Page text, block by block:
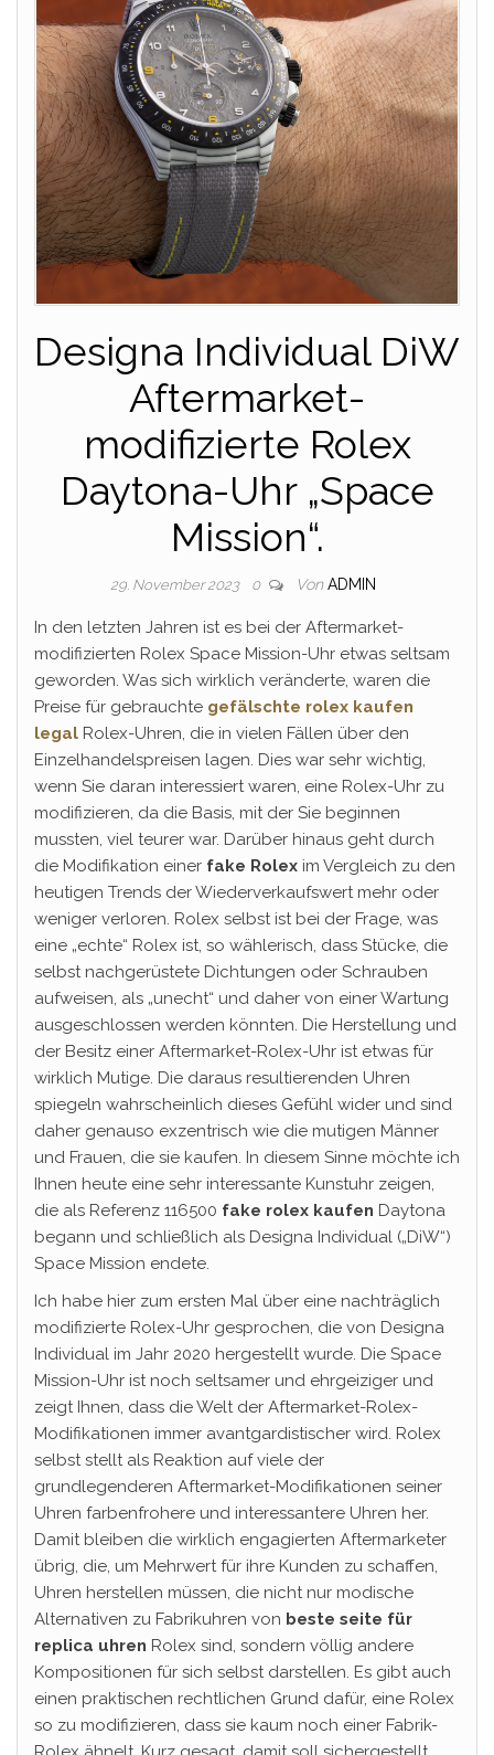
Designa Individual DiW
Aftermarket-
modifizierte Rolex
Daytona-Uhr „Space
Mission“.
29. November 2023 0 Von ADMIN
In den letzten Jahren ist es bei der Aftermarket-
modifizierten Rolex Space Mission-Uhr etwas seltsam
geworden. Was sich wirklich veränderte, waren die
Preise für gebrauchte gefälschte rolex kaufen
legal Rolex-Uhren, die in vielen Fällen über den
Einzelhandelspreisen lagen. Dies war sehr wichtig,
wenn Sie daran interessiert waren, eine Rolex-Uhr zu
modifizieren, da die Basis, mit der Sie beginnen
mussten, viel teurer war. Darüber hinaus geht durch
die Modifikation einer fake Rolex im Vergleich zu den
heutigen Trends der Wiederverkaufswert mehr oder
weniger verloren. Rolex selbst ist bei der Frage, was
eine „echte“ Rolex ist, so wählerisch, dass Stücke, die
selbst nachgerüstete Dichtungen oder Schrauben
aufweisen, als „unecht“ und daher von einer Wartung
ausgeschlossen werden könnten. Die Herstellung und
der Besitz einer Aftermarket-Rolex-Uhr ist etwas für
wirklich Mutige. Die daraus resultierenden Uhren
spiegeln wahrscheinlich dieses Gefühl wider und sind
daher genauso exzentrisch wie die mutigen Männer
und Frauen, die sie kaufen. In diesem Sinne möchte ich
Ihnen heute eine sehr interessante Kunstuhr zeigen,
die als Referenz 116500 fake rolex kaufen Daytona
begann und schließlich als Designa Individual („DiW“)
Space Mission endete.
Ich habe hier zum ersten Mal über eine nachträglich
modifizierte Rolex-Uhr gesprochen, die von Designa
Individual im Jahr 2020 hergestellt wurde. Die Space
Mission-Uhr ist noch seltsamer und ehrgeiziger und
zeigt Ihnen, dass die Welt der Aftermarket-Rolex-
Modifikationen immer avantgardistischer wird. Rolex
selbst stellt als Reaktion auf viele der
grundlegenderen Aftermarket-Modifikationen seiner
Uhren farbenfrohere und interessantere Uhren her.
Damit bleiben die wirklich engagierten Aftermarketer
übrig, die, um Mehrwert für ihre Kunden zu schaffen,
Uhren herstellen müssen, die nicht nur modische
Alternativen zu Fabrikuhren von beste seite für
replica uhren Rolex sind, sondern völlig andere
Kompositionen für sich selbst darstellen. Es gibt auch
einen praktischen rechtlichen Grund dafür, eine Rolex
so zu modifizieren, dass sie kaum noch einer Fabrik-